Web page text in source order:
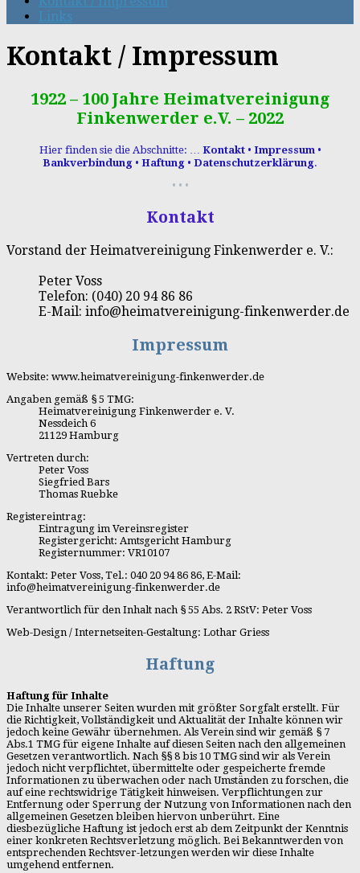
Links
Kontakt / Impressum
1922 – 100 Jahre Heimatvereinigung
Finkenwerder e.V. – 2022
Hier finden sie die Abschnitte: … Kontakt• Impressum •
Bankverbindung • Haftung • Datenschutzerklärung.
• • •
Kontakt
Vorstand der Heimatvereinigung Finkenwerder e. V.:
Peter Voss
Telefon: (040) 20 94 86 86
E-Mail: info@heimatvereinigung-finkenwerder.de
Impressum
Website: www.heimatvereinigung-finkenwerder.de
Angaben gemäß § 5 TMG:
Heimatvereinigung Finkenwerder e. V.
Nessdeich 6
21129 Hamburg
Vertreten durch:
Peter Voss
Siegfried Bars
Thomas Ruebke
Registereintrag:
Eintragung im Vereinsregister
Registergericht: Amtsgericht Hamburg
Registernummer: VR10107
Kontakt: Peter Voss, Tel.: 040 20 94 86 86, E-Mail:
info@heimatvereinigung-finkenwerder.de
Verantwortlich für den Inhalt nach § 55 Abs. 2 RStV: Peter Voss
Web-Design / Internetseiten-Gestaltung: Lothar Griess
Haftung
Haftung für Inhalte
Die Inhalte unserer Seiten wurden mit größter Sorgfalt erstellt. Für
die Richtigkeit, Vollständigkeit und Aktualität der Inhalte können wir
jedoch keine Gewähr übernehmen. Als Verein sind wir gemäß § 7
Abs.1 TMG für eigene Inhalte auf diesen Seiten nach den allgemeinen
Gesetzen verantwortlich. Nach §§ 8 bis 10 TMG sind wir als Verein
jedoch nicht verpflichtet, übermittelte oder gespeicherte fremde
Informationen zu überwachen oder nach Umständen zu forschen, die
auf eine rechtswidrige Tätigkeit hinweisen. Verpflichtungen zur
Entfernung oder Sperrung der Nutzung von Informationen nach den
allgemeinen Gesetzen bleiben hiervon unberührt. Eine
diesbezügliche Haftung ist jedoch erst ab dem Zeitpunkt der Kenntnis
einer konkreten Rechtsverletzung möglich. Bei Bekanntwerden von
entsprechenden Rechtsver-letzungen werden wir diese Inhalte
umgehend entfernen.